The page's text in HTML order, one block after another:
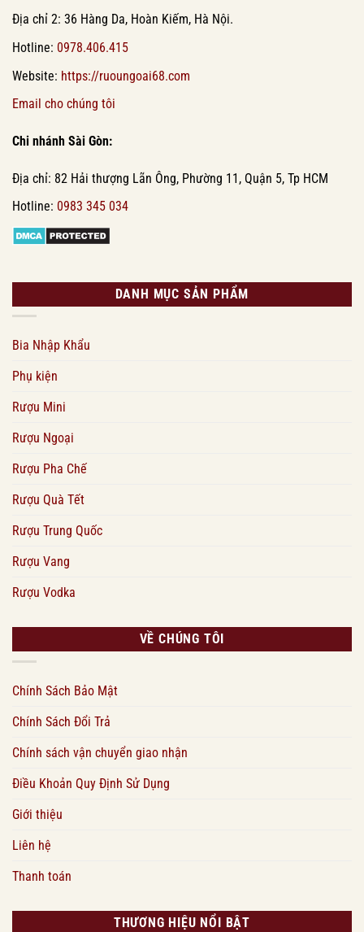
Địa chỉ 2: 36 Hàng Da, Hoàn Kiếm, Hà Nội.
Hotline: 0978.406.415
Website: https://ruoungoai68.com
Email cho chúng tôi
Chi nhánh Sài Gòn:
Địa chỉ: 82 Hải thượng Lãn Ông, Phường 11, Quận 5, Tp HCM
Hotline: 0983 345 034
DANH MỤC SẢN PHẨM
Bia Nhập Khẩu
Phụ kiện
Rượu Mini
Rượu Ngoại
Rượu Pha Chế
Rượu Quà Tết
Rượu Trung Quốc
Rượu Vang
Rượu Vodka
VỀ CHÚNG TÔI
Chính Sách Bảo Mật
Chính Sách Đổi Trả
Chính sách vận chuyển giao nhận
Điều Khoản Quy Định Sử Dụng
Giới thiệu
Liên hệ
Thanh toán
THƯƠNG HIỆU NỔI BẬT